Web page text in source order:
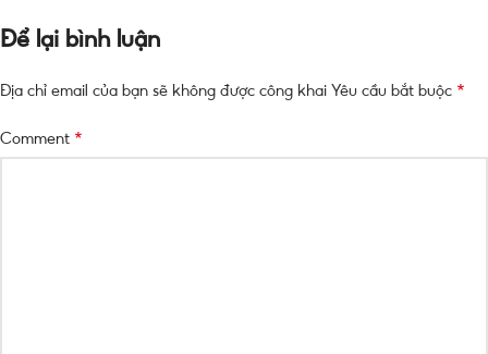
Để lại bình luận
Địa chỉ email của bạn sẽ không được công khai Yêu cầu bắt buộc *
Comment *